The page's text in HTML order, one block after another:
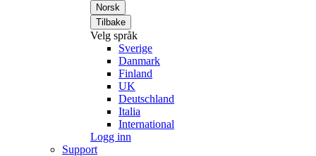
Norsk
Tilbake
Velg språk
Sverige
Danmark
Finland
UK
Deutschland
Italia
International
Logg inn
Support